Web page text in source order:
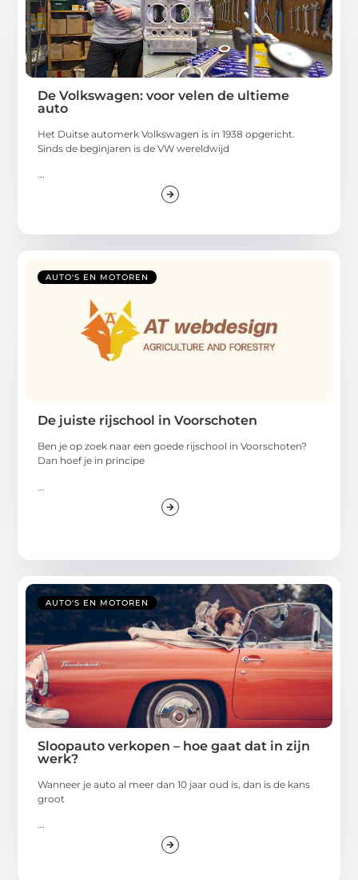
De Volkswagen: voor velen de ultieme
auto
Het Duitse automerk Volkswagen is in 1938 opgericht.
Sinds de beginjaren is de VW wereldwijd
...
AUTO'S EN MOTOREN
De juiste rijschool in Voorschoten
Ben je op zoek naar een goede rijschool in Voorschoten?
Dan hoef je in principe
AUTO'S EN MOTOREN
Sloopauto verkopen – hoe gaat dat in zijn
werk?
Wanneer je auto al meer dan 10 jaar oud is, dan is de kans
groot
...